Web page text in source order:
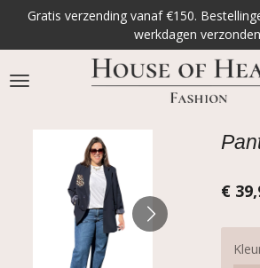
naar
de
hoofdinhoud
Gratis verzending vanaf €150.
werkdagen
€